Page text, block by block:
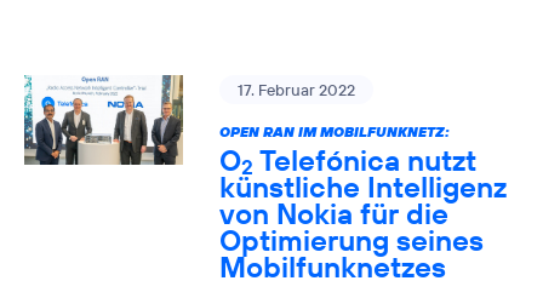
17. Februar 2022
OPEN RAN IM MOBILFUNKNETZ:
O2 Telefónica nutzt
künstliche Intelligenz
von Nokia für die
Optimierung seines
Mobilfunknetzes